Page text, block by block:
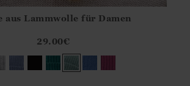
?? ""
Ja Nein
aus Lammwolle für Damen
29.00€